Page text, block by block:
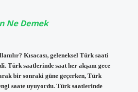
Ne Demek
Kısacası, geleneksel Türk saati
Türk saatlerinde saat her akşam gece
bir sonraki güne geçerken, Türk
saate uyuyordu. Türk saatlerinde